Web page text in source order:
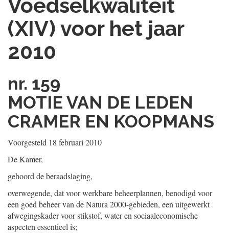
Voedselkwaliteit
(XIV) voor het jaar
2010
nr. 159
MOTIE VAN DE LEDEN
CRAMER EN KOOPMANS
Voorgesteld 18 februari 2010
De Kamer,
gehoord de beraadslaging,
overwegende, dat voor werkbare beheerplannen, benodigd voor
een goed beheer van de Natura 2000-gebieden, een uitgewerkt
afwegingskader voor stikstof, water en sociaaleconomische
aspecten essentieel is;